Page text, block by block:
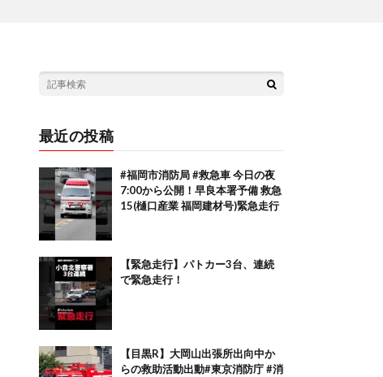
最近の投稿
#福岡市消防局 #救急車 今日の夜
7:00から公開！早良本署予備 救急
15(樋口産業 福岡建材号)緊急走行
【緊急走行】パトカー3台、連続
で緊急走行！
【目黒R】大岡山出張所出向中か
らの救助活動出動#東京消防庁 #消